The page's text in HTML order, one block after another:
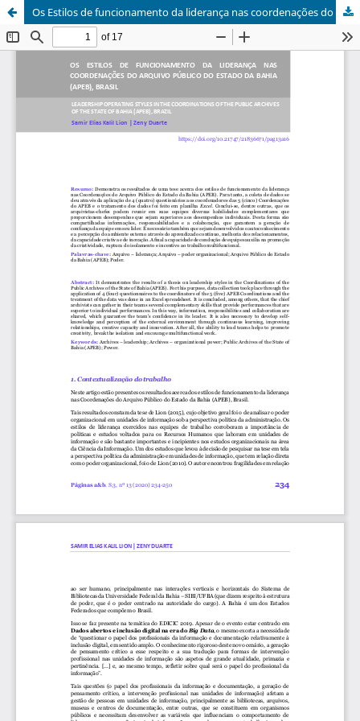
Os Estilos de funcionamento da liderança nas coordenações do Arquivo Público do Estado da Bahia (APEB), Brasil